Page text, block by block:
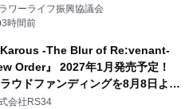
ワーライフ振興協議会
3時間前
Karous -The Blur of Re:venant-
Order』 2027年1月発売予定！
ウドファンディングを8月8日より
会社RS34